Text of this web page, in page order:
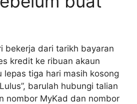
bekerja dari tarikh bayaran
kredit ke ribuan akaun
lepas tiga hari masih kosong
barulah hubungi talian
nombor MyKad dan nombor